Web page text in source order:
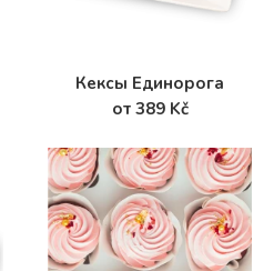
Кексы Единорога
от 389 Kč